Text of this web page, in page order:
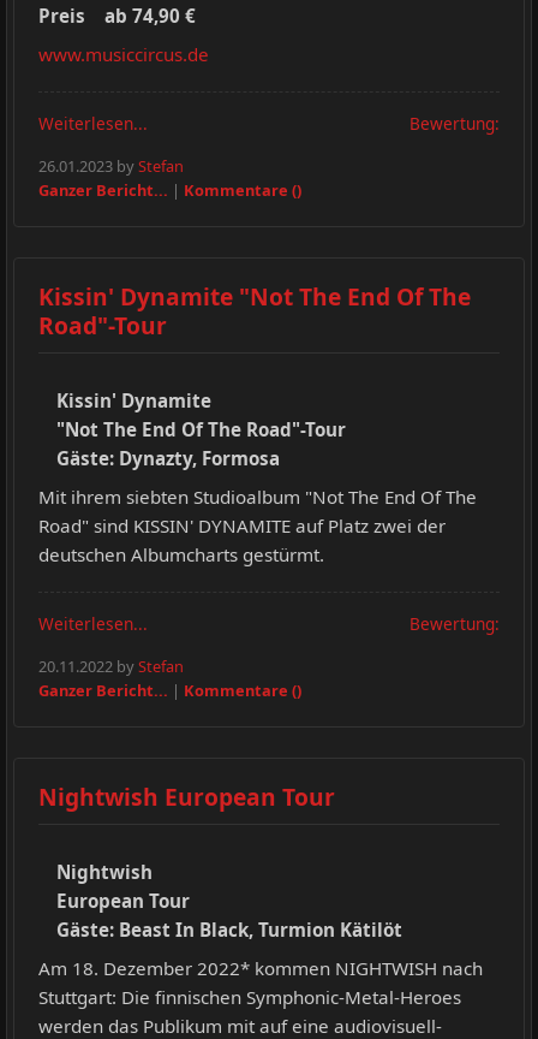
Preis ab 74,90 €
www.musiccircus.de
Weiterlesen... Bewertung:
26.01.2023 byStefan
Ganzer Bericht... | Kommentare ()
Kissin' Dynamite "Not The End Of The
Road"-Tour
Kissin' Dynamite
"Not The End Of The Road"-Tour
Gäste: Dynazty, Formosa
Mit ihrem siebten Studioalbum "Not The End Of The
Road" sind KISSIN' DYNAMITE auf Platz zwei der
deutschen Albumcharts gestürmt.
Weiterlesen... Bewertung:
20.11.2022 byStefan
Ganzer Bericht... | Kommentare ()
Nightwish European Tour
Nightwish
European Tour
Gäste: Beast In Black, Turmion Kätilöt
Am 18. Dezember 2022* kommen NIGHTWISH nach
Stuttgart: Die finnischen Symphonic-Metal-Heroes
werden das Publikum mit auf eine audiovisuell-